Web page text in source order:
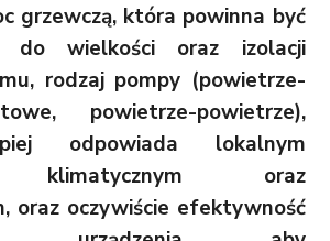
grzewczą, która powinna być
do wielkości oraz izolacji
rodzaj pompy (powietrze-
powietrze-powietrze),
odpowiada lokalnym
klimatycznym oraz
oraz oczywiście efektywność